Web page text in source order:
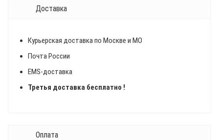
Доставка
Курьерская доставка по Москве и МО
Почта России
EMS-доставка
Третья доставка бесплатно !
Оплата